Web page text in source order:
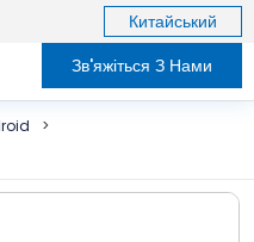
Китайський
Зв'яжіться З Нами
>